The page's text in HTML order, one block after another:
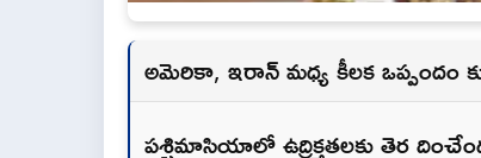
అమెరికా, ఇరాన్ మధ్య కీలక ఒప్పందం
పశ్చిమాసియాలో ఉద్రిక్తతలకు తెర